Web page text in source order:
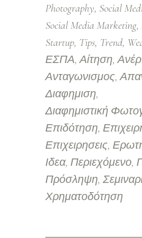
Photography Social
Social Media Marketing
Startup Tips Trend
ΕΣΠΑ Αίτηση
Ανταγωνισμος
Διαφημιση
Διαφημιστική
Επιδότηση
Επιχειρησεις
Ιδεα Περιεχόμενο
Πρόσληψη
Χρηματοδότηση